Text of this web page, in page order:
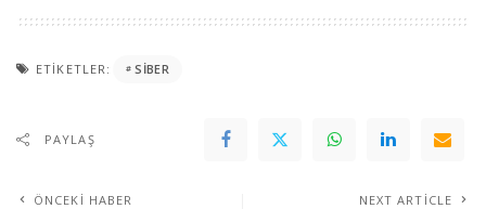
ETIKETLER: SIBER
PAYLAŞ
ÖNCEKI HABER NEXT ARTICLE